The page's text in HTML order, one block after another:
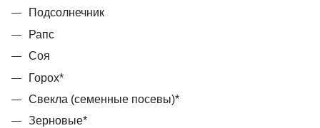
Подсолнечник
Рапс
Соя
Горох*
Свекла (семенные посевы)*
Зерновые*